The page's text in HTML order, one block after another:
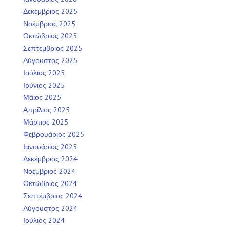
Δεκέμβριος 2025
Νοέμβριος 2025
Οκτώβριος 2025
Σεπτέμβριος 2025
Αύγουστος 2025
Ιούλιος 2025
Ιούνιος 2025
Μάιος 2025
Απρίλιος 2025
Μάρτιος 2025
Φεβρουάριος 2025
Ιανουάριος 2025
Δεκέμβριος 2024
Νοέμβριος 2024
Οκτώβριος 2024
Σεπτέμβριος 2024
Αύγουστος 2024
Ιούλιος 2024